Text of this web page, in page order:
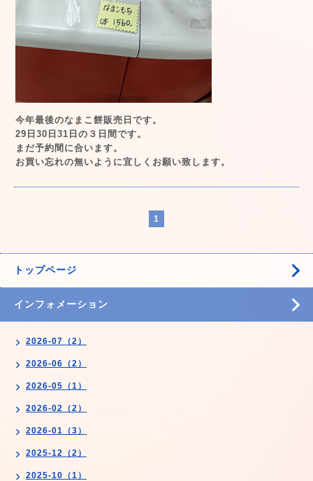
今年最後のなまこ餅販売日です。
29日30日31日の３日間です。
まだ予約間に合います。
お買い忘れの無いように宜しくお願い致します。
1
トップページ
インフォメーション
2026-07（2）
2026-06（2）
2026-05（1）
2026-02（2）
2026-01（3）
2025-12（2）
2025-10（1）